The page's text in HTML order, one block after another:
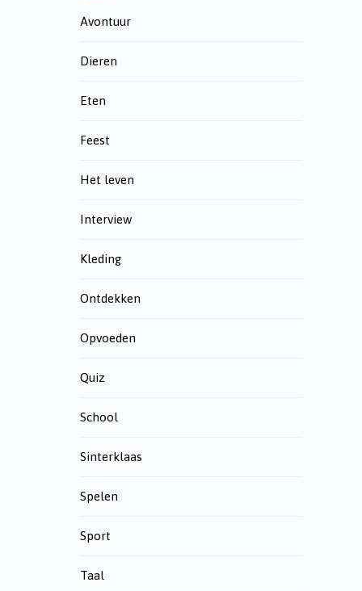
Avontuur
Dieren
Eten
Feest
Het leven
Interview
Kleding
Ontdekken
Opvoeden
Quiz
School
Sinterklaas
Spelen
Sport
Taal